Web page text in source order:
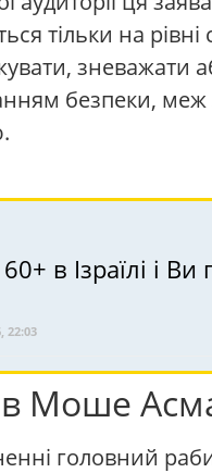
тільки на
зневажати
безпеки, меж
в Ізраїлі і
22:03
Моше
головний